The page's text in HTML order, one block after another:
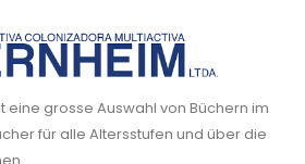
eine grosse Auswahl von Büchern im
für alle Altersstufen und über die